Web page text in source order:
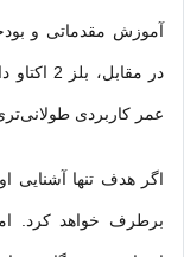
آموزش مقدماتی و
در
عمر کاربردی
برطرف خواهد کرد.